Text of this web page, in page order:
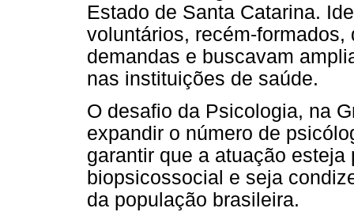
Estado de Santa Catarina.
voluntários, recém-
demandas e buscavam
nas instituições de saúde.
O desafio da Psicologia, na
expandir o número de
garantir que a atuação
biopsicossocial e seja
da população brasileira.